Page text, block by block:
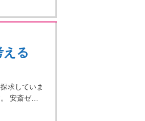
る
求していま
安斎ゼ…